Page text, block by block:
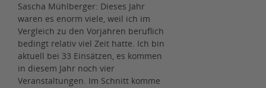
Sascha Mühlberger: Dieses Jahr
waren es enorm viele, weil ich im
Vergleich zu den Vorjahren beruflich
bedingt relativ viel Zeit hatte. Ich bin
aktuell bei 33 Einsätzen, es kommen
in diesem Jahr noch vier
Veranstaltungen. Im Schnitt komme